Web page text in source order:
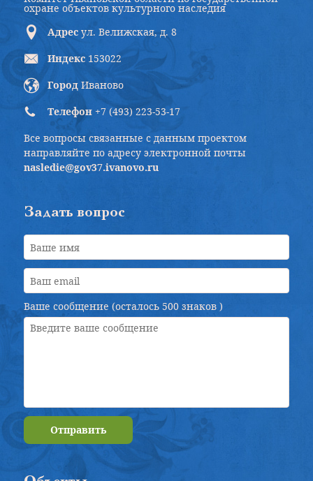
охране объектов культурного наследия
Адрес ул. Велижская, д. 8
Индекс 153022
Город Иваново
Телефон +7 (493) 223-53-17
Все вопросы связанные с данным проектом
направляйте по адресу электронной почты
nasledie@gov37.ivanovo.ru
Задать вопрос
Ваше сообщение (осталось 500 знаков )
Отправить